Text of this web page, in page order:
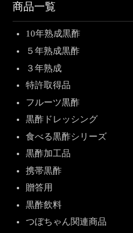
商品一覧
10年熟成黒酢
５年熟成黒酢
３年熟成
特許取得品
フルーツ黒酢
黒酢ドレッシング
食べる黒酢シリーズ
黒酢加工品
携帯黒酢
贈答用
黒酢飲料
つぼちゃん関連商品